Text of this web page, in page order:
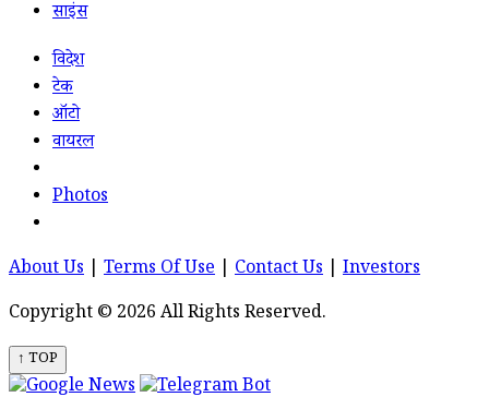
साइंस
विदेश
टेक
ऑटो
वायरल
Photos
About Us Terms Of Use Contact Us
Investors
Copyright © 2026 All Rights Reserved.
↑ TOP